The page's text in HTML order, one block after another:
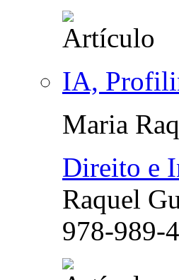
IA,
Maria
Direito e
Raquel
978-989-